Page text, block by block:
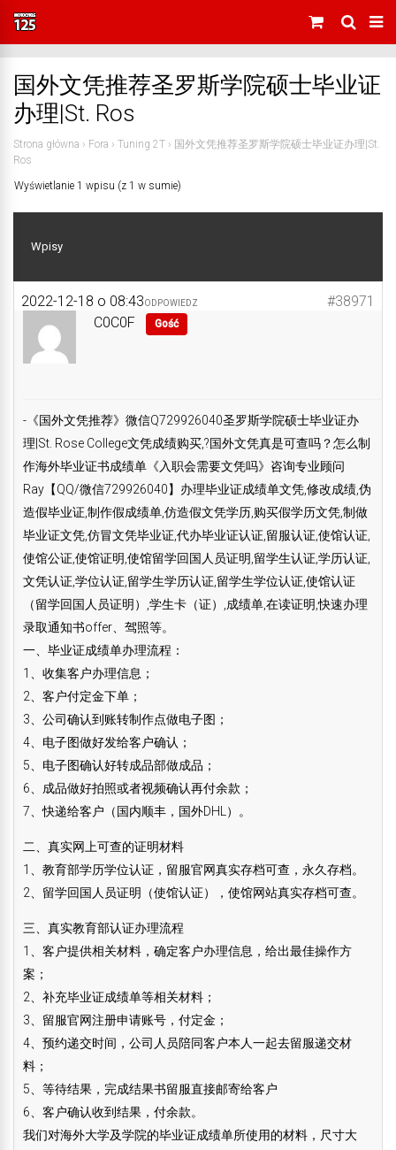
国外文凭推荐圣罗斯学院硕士毕业证
办理|St. Ros
Strona główna › Fora › Tuning 2T › 国外文凭推荐圣罗斯学院硕士毕业证办理|St.
Ros
Wyświetlanie 1 wpisu (z 1 w sumie)
Wpisy
2022-12-18 o 08:43 #38971
ODPOWIEDZ
C0C0F Gość
-《国外文凭推荐》微信Q729926040圣罗斯学院硕士毕业证办
理|St. Rose College文凭成绩购买,?国外文凭真是可查吗？怎么制
作海外毕业证书成绩单《入职会需要文凭吗》咨询专业顾问
Ray【QQ/微信729926040】办理毕业证成绩单文凭,修改成绩,伪
造假毕业证,制作假成绩单,仿造假文凭学历,购买假学历文凭,制做
毕业证文凭,仿冒文凭毕业证,代办毕业证认证,留服认证,使馆认证,
使馆公证,使馆证明,使馆留学回国人员证明,留学生认证,学历认证,
文凭认证,学位认证,留学生学历认证,留学生学位认证,使馆认证
（留学回国人员证明）,学生卡（证）,成绩单,在读证明,快速办理
录取通知书offer、驾照等。
一、毕业证成绩单办理流程：
1、收集客户办理信息；
2、客户付定金下单；
3、公司确认到账转制作点做电子图；
4、电子图做好发给客户确认；
5、电子图确认好转成品部做成品；
6、成品做好拍照或者视频确认再付余款；
7、快递给客户（国内顺丰，国外DHL）。
二、真实网上可查的证明材料
1、教育部学历学位认证，留服官网真实存档可查，永久存档。
2、留学回国人员证明（使馆认证），使馆网站真实存档可查。
三、真实教育部认证办理流程
1、客户提供相关材料，确定客户办理信息，给出最佳操作方
案；
2、补充毕业证成绩单等相关材料；
3、留服官网注册申请账号，付定金；
4、预约递交时间，公司人员陪同客户本人一起去留服递交材
料；
5、等待结果，完成结果书留服直接邮寄给客户
6、客户确认收到结果，付余款。
我们对海外大学及学院的毕业证成绩单所使用的材料，尺寸大